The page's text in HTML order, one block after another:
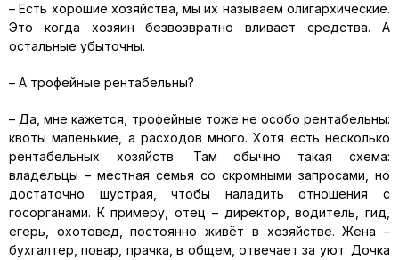
– Есть хорошие хозяйства, мы их называем олигархические.
Это когда хозяин безвозвратно вливает средства. А
остальные убыточны.
– А трофейные рентабельны?
– Да, мне кажется, трофейные тоже не особо рентабельны:
квоты маленькие, а расходов много. Хотя есть несколько
рентабельных хозяйств. Там обычно такая схема:
владельцы – местная семья со скромными запросами, но
достаточно шустрая, чтобы наладить отношения с
госорганами. К примеру, отец – директор, водитель, гид,
егерь, охотовед, постоянно живёт в хозяйстве. Жена –
бухгалтер, повар, прачка, в общем, отвечает за уют. Дочка